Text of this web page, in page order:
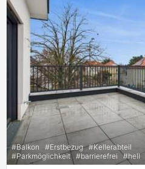
#Balkon #Erstbezug #Kellerabteil
#Parkmöglichkeit #barrierefrei #hell